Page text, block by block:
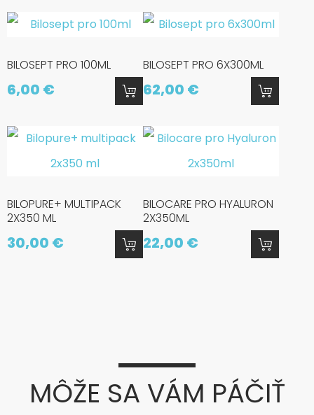
BILOSEPT PRO 100ML
6,00 €
BILOSEPT PRO 6X300ML
62,00 €
BILOPURE+ MULTIPACK
2X350 ML
30,00 €
BILOCARE PRO HYALURON
2X350ML
22,00 €
MÔŽE SA VÁM PÁČIŤ